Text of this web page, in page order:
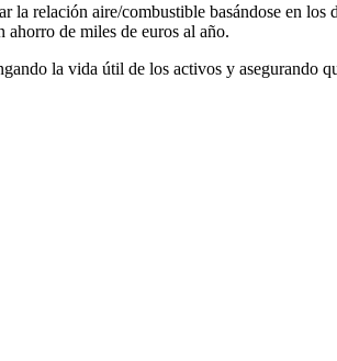
relación aire/combustible basándose en los
de miles de euros al año.
la vida útil de los activos y asegurando